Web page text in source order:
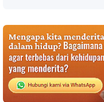
33:46